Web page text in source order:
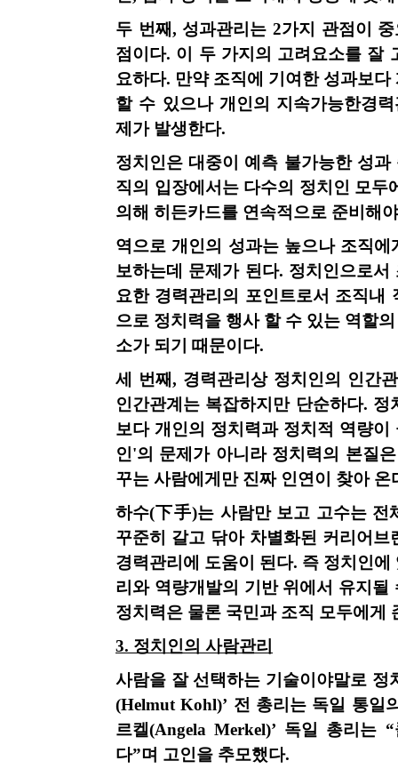
두 번째, 성과관리는 2가지 관점이
점이다. 이 두 가지의 고려요소를 잘
요하다. 만약 조직에 기여한 성과보
할 수 있으나 개인의 지속가능한경력
제가 발생한다.
정치인은 대중이 예측 불가능한 성
직의 입장에서는 다수의 정치인 모
의해 히든카드를 연속적으로 준비해
역으로 개인의 성과는 높으나 조직
보하는데 문제가 된다. 정치인으로서
요한 경력관리의 포인트로서 조직내
으로 정치력을 행사 할 수 있는 역할
소가 되기 때문이다.
세 번째, 경력관리상 정치인의 인간
인간관계는 복잡하지만 단순하다. 정
보다 개인의 정치력과 정치적 역량
인'의 문제가 아니라 정치력의 본질
꾸는 사람에게만 진짜 인연이 찾아 온
하수(下手)는 사람만 보고 고수는 전
꾸준히 갈고 닦아 차별화된 커리어
경력관리에 도움이 된다. 즉 정치인에
리와 역량개발의 기반 위에서 유지될
정치력은 물론 국민과 조직 모두에게
3. 정치인의 사람관리
사람을 잘 선택하는 기술이야말로
(Helmut Kohl)’ 전 총리는 독일 통일
르켈(Angela Merkel)’ 독일 총리는
다”며 고인을 추모했다.